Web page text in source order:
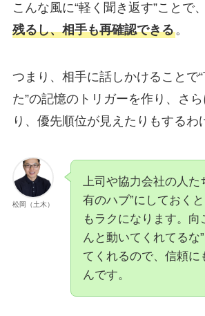
こんな風に“軽く聞き返す”ことで、
残るし、相手も再確認できる。
つまり、相手に話しかけることで
た”の記憶のトリガーを作り、さ
り、優先順位が見えたりもするわ
松岡（土木）
上司や協力会社の人た
有のハブ”にしておく
もラクになります。向
んと動いてくれてるな
てくれるので、信頼に
んです。